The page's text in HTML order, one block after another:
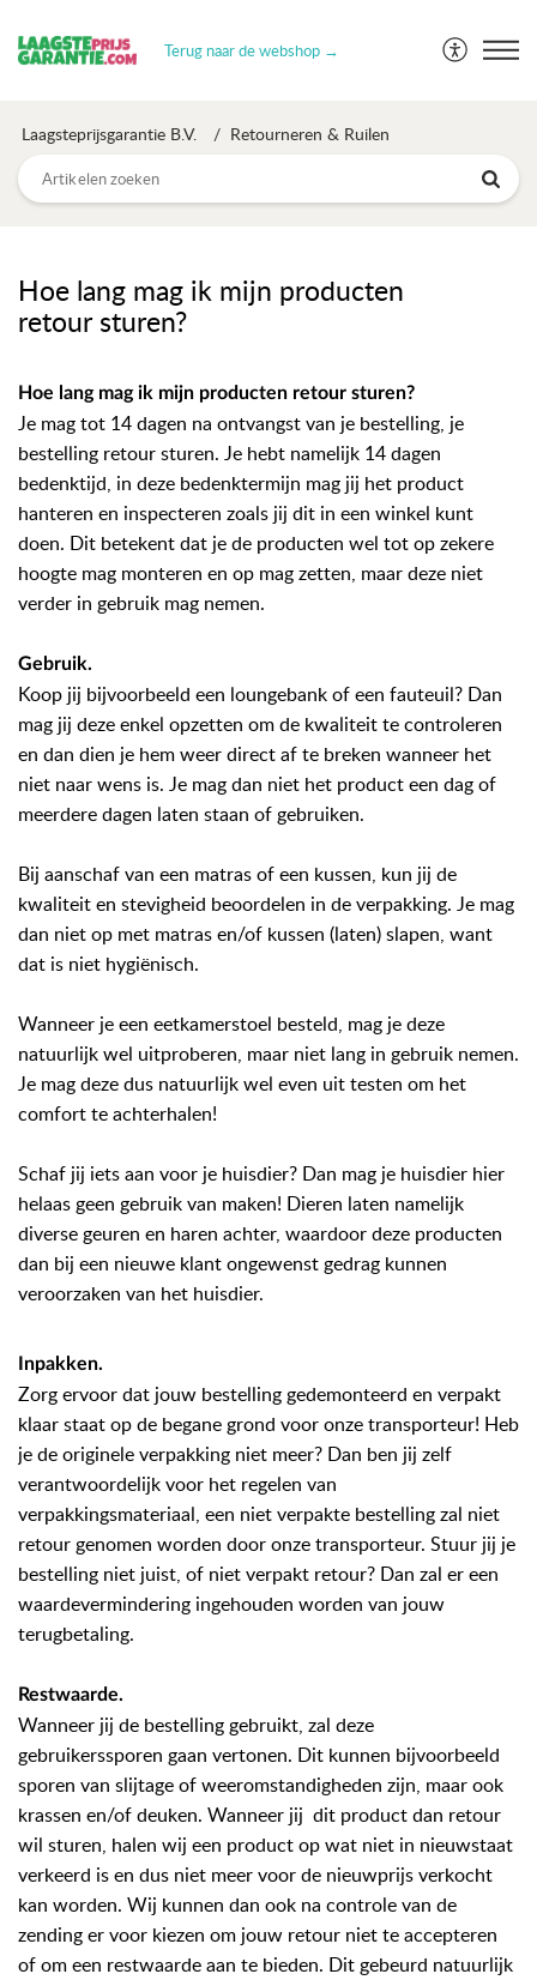
Terug naar de webshop →
Laagsteprijsgarantie B.V. Retourneren & Ruilen
Hoe lang mag ik mijn producten
retour sturen?
Hoe lang mag ik mijn producten retour sturen?
Je mag tot 14 dagen na ontvangst van je bestelling, je
bestelling retour sturen. Je hebt namelijk 14 dagen
bedenktijd, in deze bedenktermijn mag jij het product
hanteren en inspecteren zoals jij dit in een winkel kunt
doen. Dit betekent dat je de producten wel tot op zekere
hoogte mag monteren en op mag zetten, maar deze niet
verder in gebruik mag nemen.
Gebruik.
Koop jij bijvoorbeeld een loungebank of een fauteuil? Dan
mag jij deze enkel opzetten om de kwaliteit te controleren
en dan dien je hem weer direct af te breken wanneer het
niet naar wens is. Je mag dan niet het product een dag of
meerdere dagen laten staan of gebruiken.
Bij aanschaf van een matras of een kussen, kun jij de
kwaliteit en stevigheid beoordelen in de verpakking. Je mag
dan niet op met matras en/of kussen (laten) slapen, want
dat is niet hygiënisch.
Wanneer je een eetkamerstoel besteld, mag je deze
natuurlijk wel uitproberen, maar niet lang in gebruik nemen.
Je mag deze dus natuurlijk wel even uit testen om het
comfort te achterhalen!
Schaf jij iets aan voor je huisdier? Dan mag je huisdier hier
helaas geen gebruik van maken! Dieren laten namelijk
diverse geuren en haren achter, waardoor deze producten
dan bij een nieuwe klant ongewenst gedrag kunnen
veroorzaken van het huisdier.
Inpakken.
Zorg ervoor dat jouw bestelling gedemonteerd en verpakt
klaar staat op de begane grond voor onze transporteur! Heb
je de originele verpakking niet meer? Dan ben jij zelf
verantwoordelijk voor het regelen van
verpakkingsmateriaal, een niet verpakte bestelling zal niet
retour genomen worden door onze transporteur. Stuur jij je
bestelling niet juist, of niet verpakt retour? Dan zal er een
waardevermindering ingehouden worden van jouw
terugbetaling.
Restwaarde.
Wanneer jij de bestelling gebruikt, zal deze
gebruikerssporen gaan vertonen. Dit kunnen bijvoorbeeld
sporen van slijtage of weeromstandigheden zijn, maar ook
krassen en/of deuken. Wanneer jij dit product dan retour
wil sturen, halen wij een product op wat niet in nieuwstaat
verkeerd is en dus niet meer voor de nieuwprijs verkocht
kan worden. Wij kunnen dan ook na controle van de
zending er voor kiezen om jouw retour niet te accepteren
of om een restwaarde aan te bieden. Dit gebeurd natuurlijk